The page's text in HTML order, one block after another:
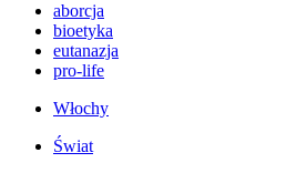
aborcja
bioetyka
eutanazja
pro-life
Włochy
Świat